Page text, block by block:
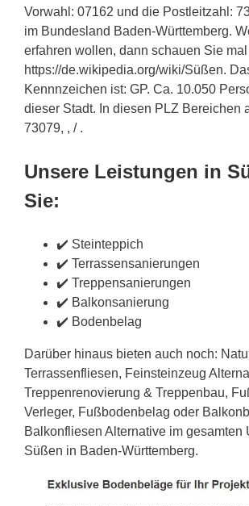
Vorwahl: 07162 und die Postleitzahl:
im Bundesland Baden-Württemberg.
erfahren wollen, dann schauen Sie mal
https://de.wikipedia.org/wiki/Süßen.
Kennnzeichen ist: GP. Ca. 10.050
dieser Stadt. In diesen PLZ Bereichen
73079, , / .
Unsere Leistungen in
Sie:
✔️ Steinteppich
✔️ Terrassensanierungen
✔️ Treppensanierungen
✔️ Balkonsanierung
✔️ Bodenbelag
Darüber hinaus bieten auch noch:
Terrassenfliesen, Feinsteinzeug
Treppenrenovierung & Treppenbau,
Verleger, Fußbodenbelag oder
Balkonfliesen Alternative im gesamten
Süßen in Baden-Württemberg.